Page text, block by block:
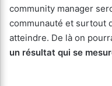
community manager
communauté et surtout
atteindre. De là on
un résultat qui se